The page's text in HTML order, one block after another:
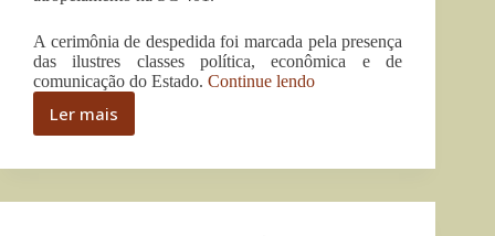
A cerimônia de despedida foi marcada pela presença
das ilustres classes política, econômica e de
comunicação do Estado. Continue lendo“Seletividade
assassinado
Ler maisSeletividade
é